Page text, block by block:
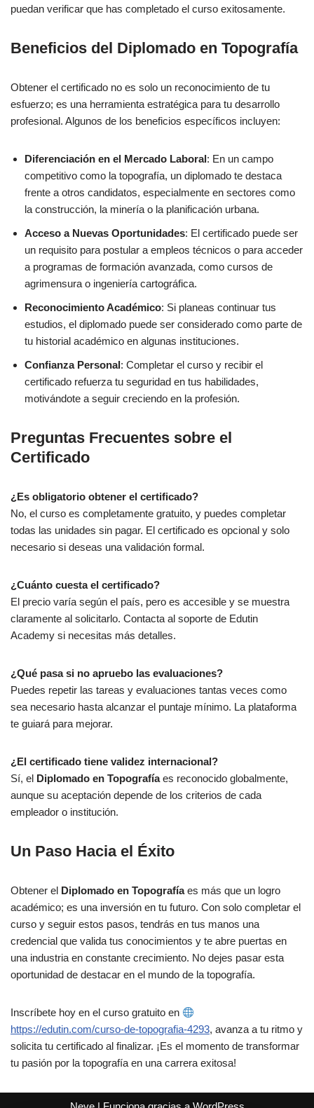
puedan verificar que has completado el curso exitosamente.
Beneficios del Diplomado en Topografía
Obtener el certificado no es solo un reconocimiento de tu
esfuerzo; es una herramienta estratégica para tu desarrollo
profesional. Algunos de los beneficios específicos incluyen:
Diferenciación en el Mercado Laboral: En un campo
competitivo como la topografía, un diplomado te destaca
frente a otros candidatos, especialmente en sectores como
la construcción, la minería o la planificación urbana.
Acceso a Nuevas Oportunidades: El certificado puede ser
un requisito para postular a empleos técnicos o para acceder
a programas de formación avanzada, como cursos de
agrimensura o ingeniería cartográfica.
Reconocimiento Académico: Si planeas continuar tus
estudios, el diplomado puede ser considerado como parte de
tu historial académico en algunas instituciones.
Confianza Personal: Completar el curso y recibir el
certificado refuerza tu seguridad en tus habilidades,
motivándote a seguir creciendo en la profesión.
Preguntas Frecuentes sobre el
Certificado
¿Es obligatorio obtener el certificado?
No, el curso es completamente gratuito, y puedes completar
todas las unidades sin pagar. El certificado es opcional y solo
necesario si deseas una validación formal.
¿Cuánto cuesta el certificado?
El precio varía según el país, pero es accesible y se muestra
claramente al solicitarlo. Contacta al soporte de Edutin
Academy si necesitas más detalles.
¿Qué pasa si no apruebo las evaluaciones?
Puedes repetir las tareas y evaluaciones tantas veces como
sea necesario hasta alcanzar el puntaje mínimo. La plataforma
te guiará para mejorar.
¿El certificado tiene validez internacional?
Sí, el Diplomado en Topografíaes reconocido globalmente,
aunque su aceptación depende de los criterios de cada
empleador o institución.
Un Paso Hacia el Éxito
Obtener el Diplomado en Topografíaes más que un logro
académico; es una inversión en tu futuro. Con solo completar el
curso y seguir estos pasos, tendrás en tus manos una
credencial que valida tus conocimientos y te abre puertas en
una industria en constante crecimiento. No dejes pasar esta
oportunidad de destacar en el mundo de la topografía.
Inscríbete hoy en el curso gratuito en
https://edutin.com/curso-de-topografia-4293, avanza a tu ritmo y
solicita tu certificado al finalizar. ¡Es el momento de transformar
tu pasión por la topografía en una carrera exitosa!